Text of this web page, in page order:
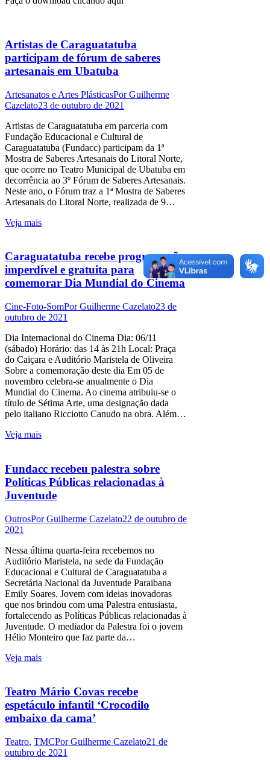
Artistas de Caraguatatuba
participam de fórum de saberes
artesanais em Ubatuba
Artesanatos e Artes PlásticasPorGuilherme
Cazelato23 de outubro de 2021
Artistas de Caraguatatuba em parceria com
Fundação Educacional e Cultural de
Caraguatatuba (Fundacc) participam da 1ª
Mostra de Saberes Artesanais do Litoral Norte,
que ocorre no Teatro Municipal de Ubatuba em
decorrência ao 3º Fórum de Saberes Artesanais.
Neste ano, o Fórum traz a 1ª Mostra de Saberes
Artesanais do Litoral Norte, realizada de 9…
Veja mais
Caraguatatuba recebe programação
imperdível e gratuita para
comemorar Dia Mundial do Cinema
Cine-Foto-SomPorGuilherme Cazelato23 de
outubro de 2021
Dia Internacional do Cinema Dia: 06/11
(sábado) Horário: das 14 às 21h Local: Praça
do Caiçara e Auditório Maristela de Oliveira
Sobre a comemoração deste dia Em 05 de
novembro celebra-se anualmente o Dia
Mundial do Cinema. Ao cinema atribuiu-se o
título de Sétima Arte, uma designação dada
pelo italiano Ricciotto Canudo na obra. Além…
Veja mais
Fundacc recebeu palestra sobre
Políticas Públicas relacionadas à
Juventude
OutrosPorGuilherme Cazelato22 de outubro de
2021
Nessa última quarta-feira recebemos no
Auditório Maristela, na sede da Fundação
Educacional e Cultural de Caraguatatuba a
Secretária Nacional da Juventude Paraibana
Emily Soares. Jovem com ideias inovadoras
que nos brindou com uma Palestra entusiasta,
fortalecendo as Políticas Públicas relacionadas à
Juventude. O mediador da Palestra foi o jovem
Hélio Monteiro que faz parte da…
Veja mais
Teatro Mário Covas recebe
espetáculo infantil ‘Crocodilo
embaixo da cama’
Teatro, TMCPorGuilherme Cazelato21 de
outubro de 2021